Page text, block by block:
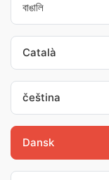
বাঙালি
Català
čeština
Dansk